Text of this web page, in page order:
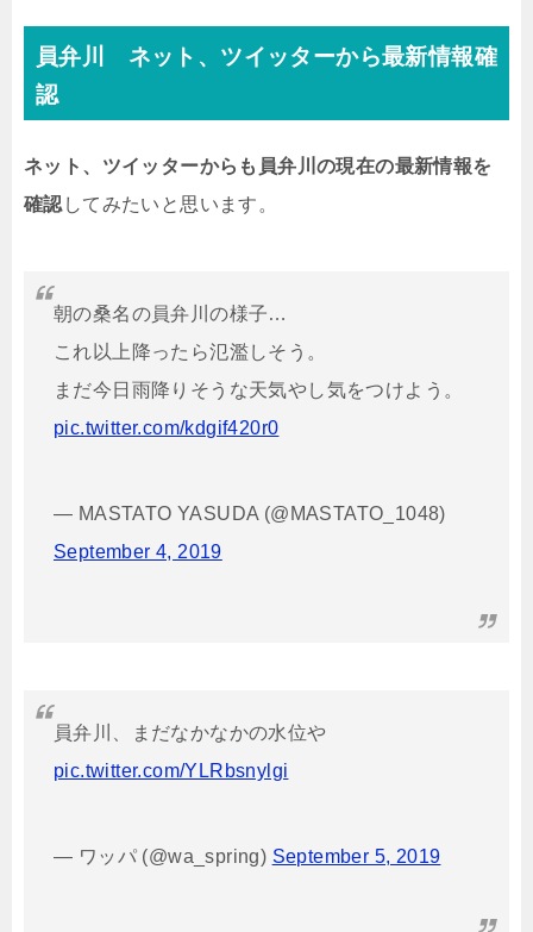
員弁川 ネット、ツイッターから最新情報確
認
ネット、ツイッターからも員弁川の現在の最新情報を
確認 してみたいと思います。
朝の桑名の員弁川の様子…
これ以上降ったら氾濫しそう。
まだ今日雨降りそうな天気やし気をつけよう。
pic.twitter.com/kdgif420r0
— MASTATO YASUDA (@MASTATO_1048)
September 4, 2019
員弁川、まだなかなかの水位や
pic.twitter.com/YLRbsnylgi
— ワッパ (@wa_spring) September 5, 2019